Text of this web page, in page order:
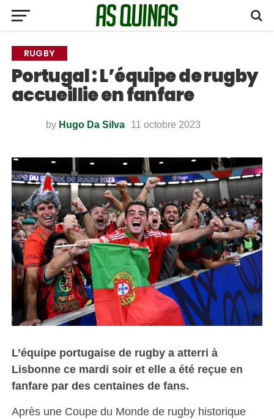
RUGBY
Portugal : L’équipe de rugby
accueillie en fanfare
by Hugo Da Silva 11 octobre 2023
L’équipe portugaise de rugby a atterri à
Lisbonne ce mardi soir et elle a été reçue en
fanfare par des centaines de fans.
Après une Coupe du Monde de rugby historique